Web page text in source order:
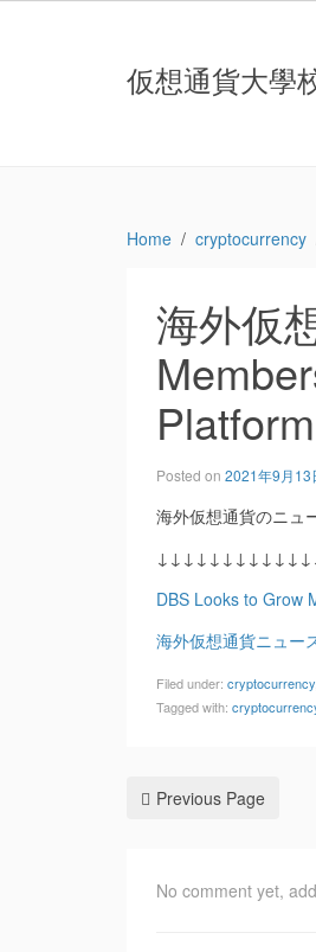
仮想通貨大學
Home cryptocurrency
海外仮
Posted on 2021年9月13
海外仮想通貨のニュ
DBS Looks to Grow
海外仮想通貨ニュー
Filed under: cryptocurrency
Tagged with:
Previous Page
No comment yet,